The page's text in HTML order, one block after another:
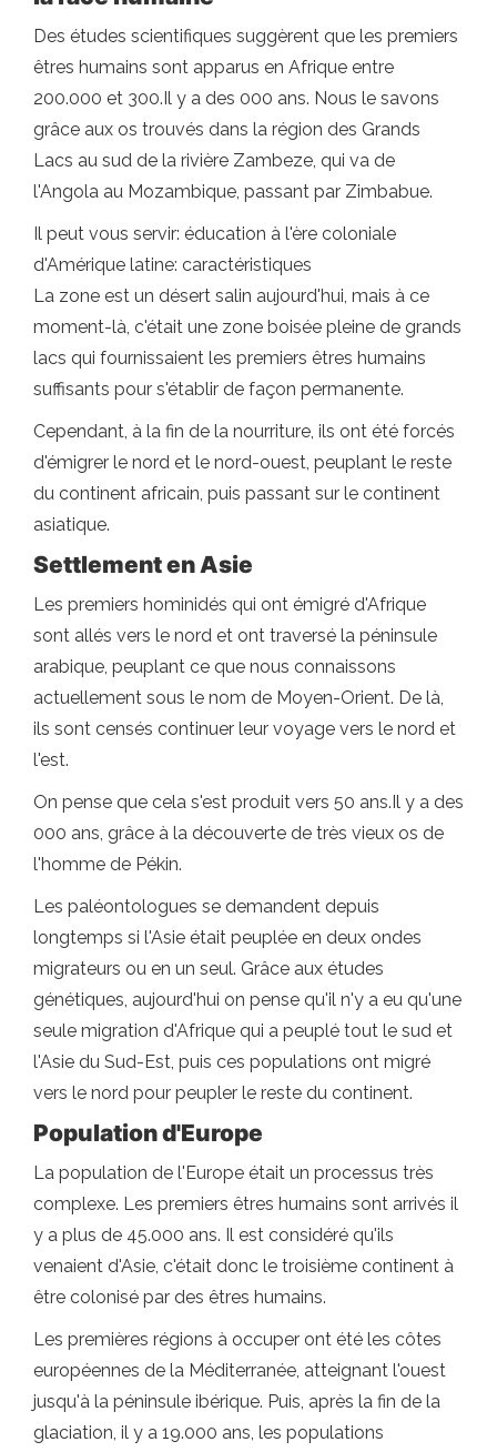
Des études scientifiques suggèrent que les premiers
êtres humains sont apparus en Afrique entre
200.000 et 300.Il y a des 000 ans. Nous le savons
grâce aux os trouvés dans la région des Grands
Lacs au sud de la rivière Zambeze, qui va de
l'Angola au Mozambique, passant par Zimbabue.
Il peut vous servir: éducation à l'ère coloniale
d'Amérique latine: caractéristiques
La zone est un désert salin aujourd'hui, mais à ce
moment-là, c'était une zone boisée pleine de grands
lacs qui fournissaient les premiers êtres humains
suffisants pour s'établir de façon permanente.
Cependant, à la fin de la nourriture, ils ont été forcés
d'émigrer le nord et le nord-ouest, peuplant le reste
du continent africain, puis passant sur le continent
asiatique.
Settlement en Asie
Les premiers hominidés qui ont émigré d'Afrique
sont allés vers le nord et ont traversé la péninsule
arabique, peuplant ce que nous connaissons
actuellement sous le nom de Moyen-Orient. De là,
ils sont censés continuer leur voyage vers le nord et
l'est.
On pense que cela s'est produit vers 50 ans.Il y a des
000 ans, grâce à la découverte de très vieux os de
l'homme de Pékin.
Les paléontologues se demandent depuis
longtemps si l'Asie était peuplée en deux ondes
migrateurs ou en un seul. Grâce aux études
génétiques, aujourd'hui on pense qu'il n'y a eu qu'une
seule migration d'Afrique qui a peuplé tout le sud et
l'Asie du Sud-Est, puis ces populations ont migré
vers le nord pour peupler le reste du continent.
Population d'Europe
La population de l'Europe était un processus très
complexe. Les premiers êtres humains sont arrivés il
y a plus de 45.000 ans. Il est considéré qu'ils
venaient d'Asie, c'était donc le troisième continent à
être colonisé par des êtres humains.
Les premières régions à occuper ont été les côtes
européennes de la Méditerranée, atteignant l'ouest
jusqu'à la péninsule ibérique. Puis, après la fin de la
glaciation, il y a 19.000 ans, les populations